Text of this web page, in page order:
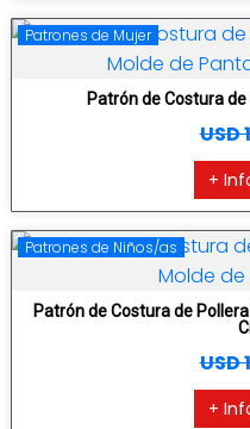
Patrones de Mujer
Patrón de Costura
USD
+
Patrones de Niños/as
Patrón de Costura de
USD
+